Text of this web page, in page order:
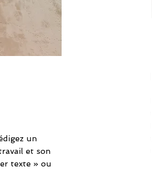
un
et son
texte » ou